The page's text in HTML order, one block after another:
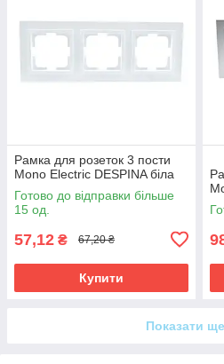
Рамка для розеток 3 пости
Mono Electric DESPINA біла
Готово до відправки більше
15 од.
57,12 ₴ 67,20 ₴
Купити
Показати ще